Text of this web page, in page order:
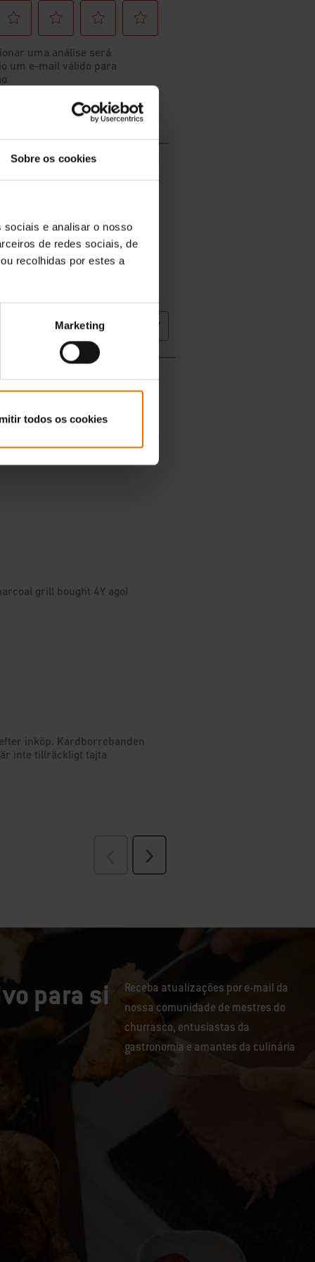
Sobre os cookies
sociais e analisar o nosso
de redes sociais, de
recolhidas por estes a
Marketing
todos os cookies
para si
Receba atualizações por e-mail da
nossa comunidade de mestres do
churrasco, entusiastas da
gastronomia e amantes da culinária